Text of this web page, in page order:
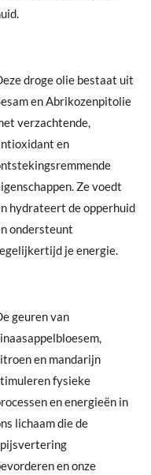
droge olie bestaat uit
en Abrikozenpitolie
verzachtende,
en
Ze voedt
hydrateert de opperhuid
ondersteunt
je energie.
geuren van
naasappelbloesem,
en mandarijn
fysieke
enenergieën in
lichaam die de
en onze